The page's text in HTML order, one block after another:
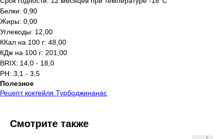
Белки: 0,90
Жиры: 0,00
Углеводы: 12,00
ККал на 100 г: 48,00
КДж на 100 г: 201,00
BRIX: 14,0 - 18,0
PH: 3,1 - 3,5
Полезное
Рецепт коктейля Турбоджинанас
Смотрите также